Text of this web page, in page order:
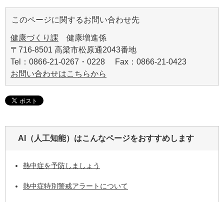
このページに関するお問い合わせ先
健康づくり課 健康増進係
〒716-8501 高梁市松原通2043番地
Tel：0866-21-0267・0228 Fax：0866-21-0423
お問い合わせはこちらから
AI（人工知能）はこんなページをおすすめします
熱中症を予防しましょう
熱中症特別警戒アラートについて